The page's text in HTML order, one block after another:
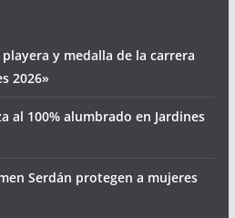
y medalla de la carrera
2026»
al 100% alumbrado en Jardines
Serdán protegen a mujeres